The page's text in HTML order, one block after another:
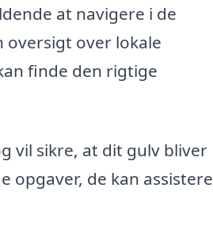
at navigere i de
over lokale
finde den rigtige
vil sikre, at dit gulv bliver
opgaver, de kan assistere